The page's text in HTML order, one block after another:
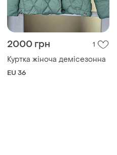
Куртка жіноча демісезонна
EU 36